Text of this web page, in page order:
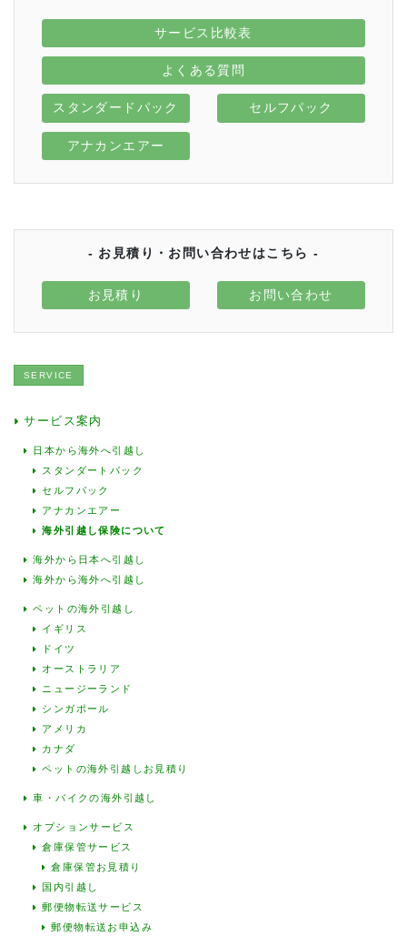
サービス比較表
よくある質問
スタンダードパック セルフパック
アナカンエアー
- お見積り・お問い合わせはこちら -
お見積り お問い合わせ
SERVICE
サービス案内
日本から海外へ引越し
スタンダートパック
セルフパック
アナカンエアー
海外引越し保険について
海外から日本へ引越し
海外から海外へ引越し
ペットの海外引越し
イギリス
ドイツ
オーストラリア
ニュージーランド
シンガポール
アメリカ
カナダ
ペットの海外引越しお見積り
車・バイクの海外引越し
オプションサービス
倉庫保管サービス
倉庫保管お見積り
国内引越し
郵便物転送サービス
郵便物転送お申込み